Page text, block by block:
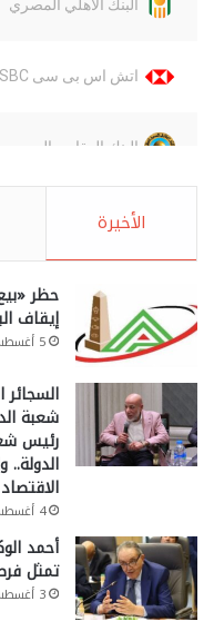
الأخيرة
حظر
إيقاف
5 أغسطس، 2026
شعبة
رئيس
4 أغسطس، 2026
أحمد
تمثل
3 أغسطس، 2026